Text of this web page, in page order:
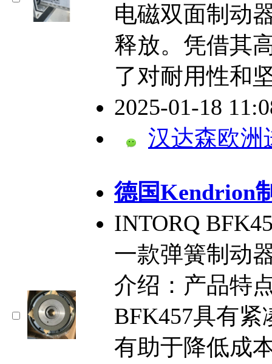
电磁双面制动
释放。凭借其
了对耐用性和
2025-01-18
汉达森欧洲
德国Kendrion
INTORQ
一款弹簧制动
介绍：产品特
BFK457具有
有助于降低成